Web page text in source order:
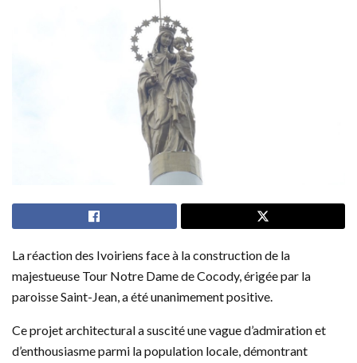
La réaction des Ivoiriens face à la construction de la
majestueuse Tour Notre Dame de Cocody, érigée par la
paroisse Saint-Jean, a été unanimement positive.
Ce projet architectural a suscité une vague d’admiration et
d’enthousiasme parmi la population locale, démontrant